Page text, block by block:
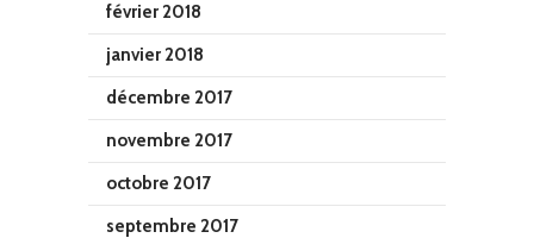
février 2018
janvier 2018
décembre 2017
novembre 2017
octobre 2017
septembre 2017